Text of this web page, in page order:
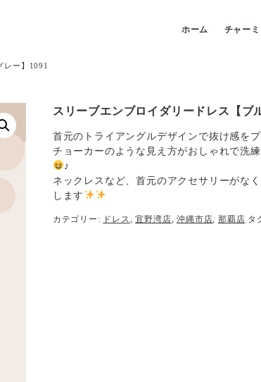
ホーム チャー
レー】1091
スリーブエンブロイダリードレス【ブ
首元のトライアングルデザインで抜け感を
チョーカーのような見え方がおしゃれで洗
♪
ネックレスなど、首元のアクセサリーがな
します
カテゴリー: ドレス ,宜野湾店 ,沖縄市店 那覇店 タ